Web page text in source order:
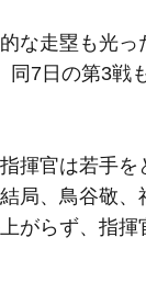
な走塁も光
7日の第3
揮官は若手
局、鳥谷敬
がらず、指